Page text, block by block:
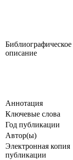
Библиографическое
описание
Аннотация
Ключевые cлова
Год публикации
Автор(ы)
Электронная копия
публикации